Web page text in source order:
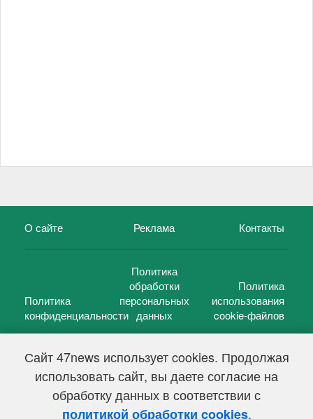
Сайт 47news использует cookies. Продолжая
использовать сайт, вы даете согласие на
обработку данных в соответствии с
политикой обработки cookies.
О сайте Реклама Контакты
Политика
конфиденциальности
Политика
обработки
персональных
данных
Политика
использования
cookie-файлов
47 новостей (47 news)2005 — 2026 г.
Свидетельство о регистрации СМИ Эл № ФС 77-39848, выдано
Федеральной службой по надзору в сфере связи,